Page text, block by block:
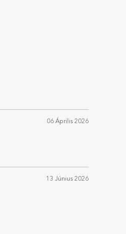
06 Április 2026
13 Június 2026